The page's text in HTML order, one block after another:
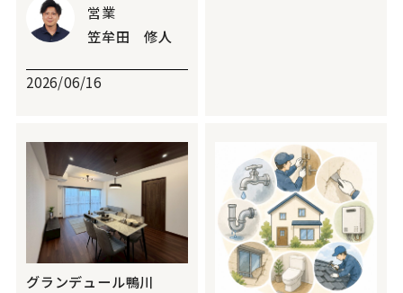
営業
笠牟田 修人
2026/06/16
グランデュール鴨川